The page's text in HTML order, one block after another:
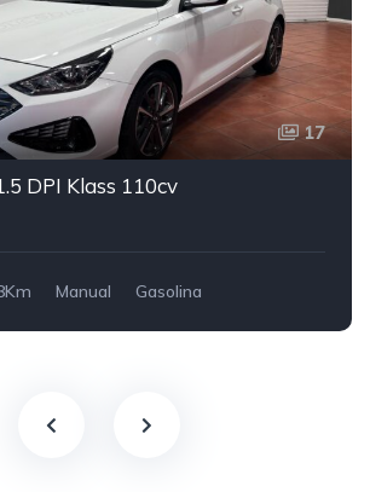
17
DPI Klass 110cv
Manual
Gasolina